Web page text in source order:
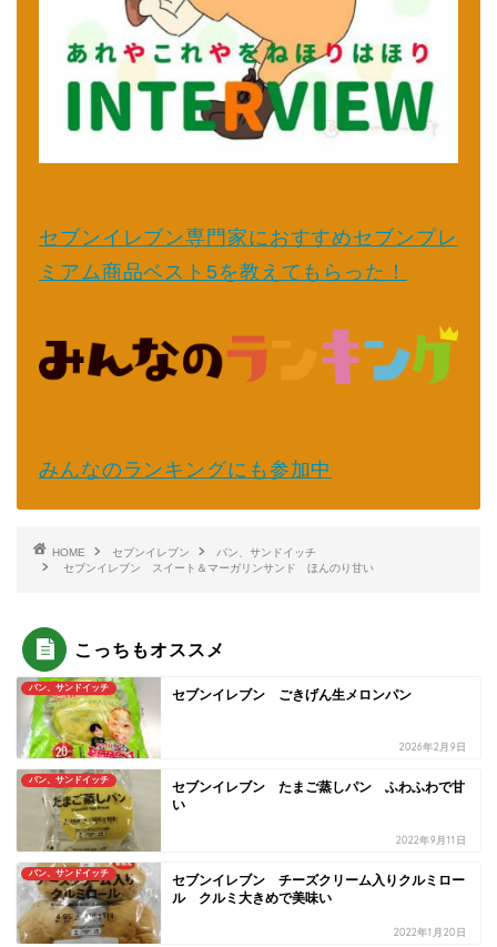
セブンイレブン専門家におすすめセブンプレ
ミアム商品ベスト5を教えてもらった！
みんなのランキングにも参加中
HOME セブンイレブン
パン、サンドイッチ
セブンイレブン スイート＆マーガリンサンド ほんのり甘い
こっちもオススメ
パン、サンドイッチ セブンイレブン ごきげん生メロンパン
2026年2月9日
パン、サンドイッチ
セブンイレブン たまご蒸しパン ふわふわで甘
い
2022年9月11日
パン、サンドイッチ
セブンイレブン チーズクリーム入りクルミロー
ル クルミ大きめで美味い
2022年1月20日